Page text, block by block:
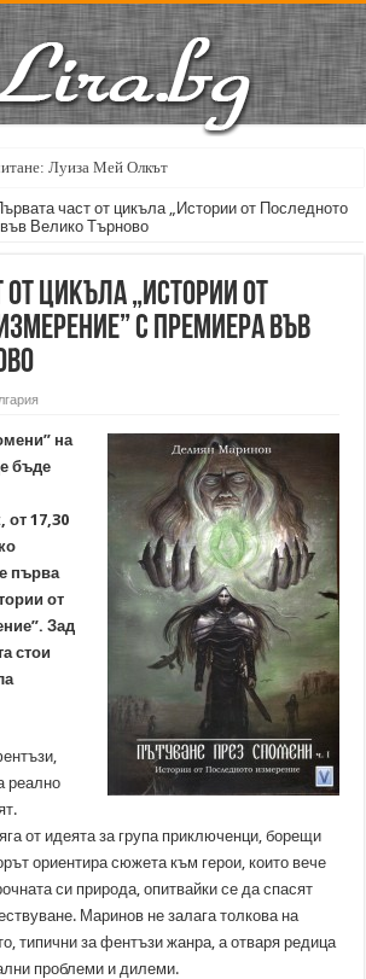
Луиза Мей Олкът
част от цикъла „Истории от Последното
Велико Търново
от цикъла „Истории от
с премиера във
на
бъде
от 17,30
първа
от
Зад
стои
реално
от идеята за група приключенци, борещи
ориентира сюжета към герои, които вече
си природа, опитвайки се да спасят
Маринов не залага толкова на
типични за фентъзи жанра, а отваря редица
проблеми и дилеми.